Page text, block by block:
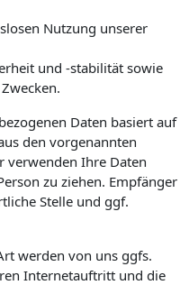
Nutzung unserer
und -stabilität sowie
Daten basiert auf
den vorgenannten
verwenden Ihre Daten
zu ziehen. Empfänger
Stelle und ggf.
werden von uns ggfs.
Internetauftritt und die